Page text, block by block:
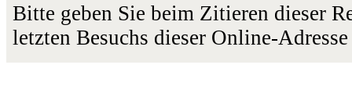
Bitte geben Sie beim Zitieren dieser
letzten Besuchs dieser Online-Adresse